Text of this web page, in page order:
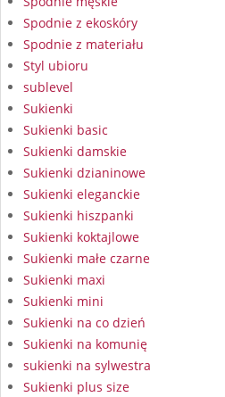
Spodnie z ekoskóry
Spodnie z materiału
Styl ubioru
sublevel
Sukienki
Sukienki basic
Sukienki damskie
Sukienki dzianinowe
Sukienki eleganckie
Sukienki hiszpanki
Sukienki koktajlowe
Sukienki małe czarne
Sukienki maxi
Sukienki mini
Sukienki na co dzień
Sukienki na komunię
sukienki na sylwestra
Sukienki plus size